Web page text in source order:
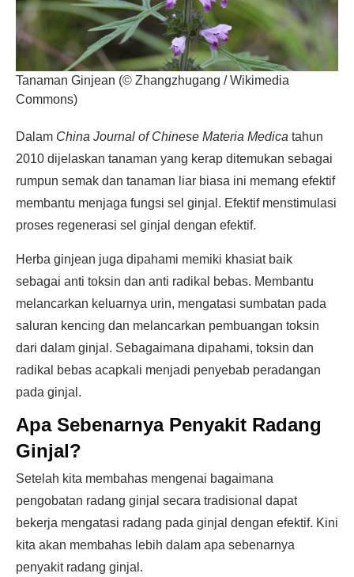
Tanaman Ginjean (© Zhangzhugang / Wikimedia
Commons)
Dalam China Journal of Chinese Materia Medica tahun
2010 dijelaskan tanaman yang kerap ditemukan sebagai
rumpun semak dan tanaman liar biasa ini memang efektif
membantu menjaga fungsi sel ginjal. Efektif menstimulasi
proses regenerasi sel ginjal dengan efektif.
Herba ginjean juga dipahami memiki khasiat baik
sebagai anti toksin dan anti radikal bebas. Membantu
melancarkan keluarnya urin, mengatasi sumbatan pada
saluran kencing dan melancarkan pembuangan toksin
dari dalam ginjal. Sebagaimana dipahami, toksin dan
radikal bebas acapkali menjadi penyebab peradangan
pada ginjal.
Apa Sebenarnya Penyakit Radang
Ginjal?
Setelah kita membahas mengenai bagaimana
pengobatan radang ginjal secara tradisional dapat
bekerja mengatasi radang pada ginjal dengan efektif. Kini
kita akan membahas lebih dalam apa sebenarnya
penyakit radang ginjal.